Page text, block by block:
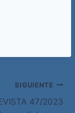
SIGUIENTE
47/2023